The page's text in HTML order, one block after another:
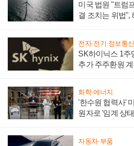
미국 법원 "트럼
결 조치는 위법",
전자·전기·정보통신
SK하이닉스 1주
추가 주주환원
화학·에너지
'한수원 협력사'
원자로 '임계 상
자동차·부품